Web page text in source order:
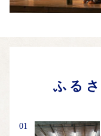
展、創作能面展など能
い。たくさんのご来
個
ふる
01